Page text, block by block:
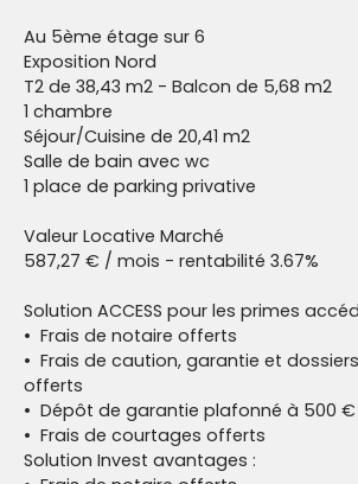
Au 5ème étage sur 6
Exposition Nord
T2 de 38,43 m2 - Balcon de 5,68 m2
1 chambre
Séjour/Cuisine de 20,41 m2
Salle de bain avec wc
1 place de parking privative
Valeur Locative Marché
587,27 € / mois - rentabilité 3.67%
Solution ACCESS pour les primes
Frais de notaire offerts
Frais de caution, garantie et
offerts
Dépôt de garantie plafonné à 500 €
Frais de courtages offerts
Solution Invest avantages :